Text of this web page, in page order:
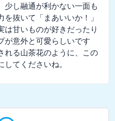
少し融通が利かない一面も
抜いて「まあいいか！」
は甘いものが好きだったり
が意外と可愛らしいです
れる山茶花のように、この
てくださいね。